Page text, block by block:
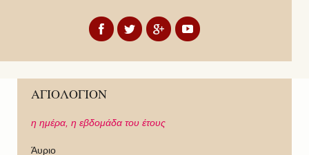
ΑΓΙΟΛΟΓΙΟΝ
η ημέρα, η εβδομάδα του έτους
Άυριο